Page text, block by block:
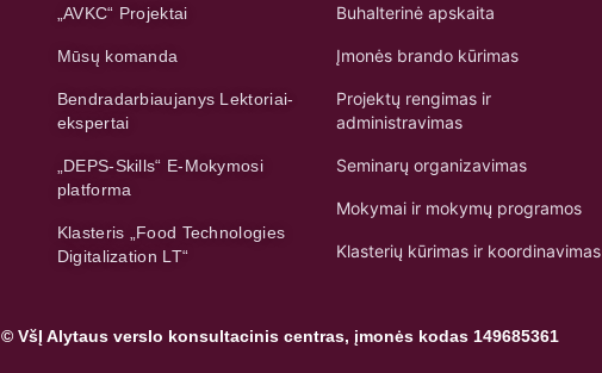
„AVKC“ Projektai
Mūsų komanda
Bendradarbiaujanys Lektoriai-
ekspertai
„DEPS-Skills“ E-Mokymosi
platforma
Klasteris „Food Technologies
Digitalization LT“
Buhalterinė apskaita
Įmonės brando kūrimas
Projektų rengimas ir
administravimas
Seminarų organizavimas
Mokymai ir mokymų programos
Klasterių kūrimas ir koordinavimas
© VšĮ Alytaus verslo konsultacinis centras, įmonės kodas 149685361